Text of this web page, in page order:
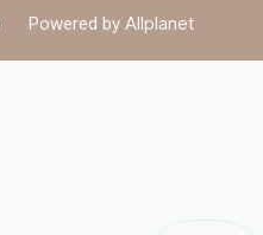
Powered by Allplanet